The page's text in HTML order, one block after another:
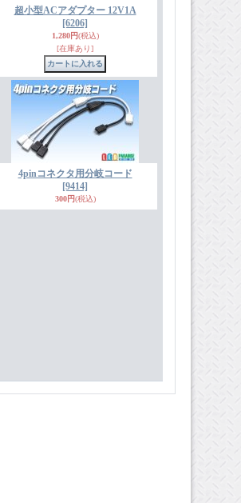
超小型ACアダプター 12V1A
[6206]
1,280円(税込)
[在庫あり]
4pinコネクタ用分岐コード
[9414]
300円(税込)